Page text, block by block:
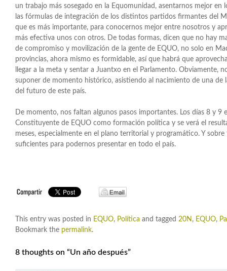
un trabajo más sosegado en la Equomunidad, asentarnos mejor
las fórmulas de integración de los distintos partidos firmantes del
que es más importante, para conocernos mejor entre nosotros y
más efectiva unos con otros. De todas formas, dicen que no hay
de compromiso y movilización de la gente de EQUO, no solo en
provincias, ahora mismo es formidable, así que habrá que
llegar a la meta y sentar a Juantxo en el Parlamento. Obviamente,
suponer de momento histórico, asistiendo al nacimiento de una de
del futuro de este país.
De momento, nos faltan algunos pasos importantes. Los días 8 y 9
Constituyente de EQUO como formación política y se verá el
meses, especialmente en el plano territorial y programático. Y
suficientes para podernos presentar en todo el país.
This entry was posted in EQUO, Política and tagged 20N , EQUO,
Bookmark the permalink.
8 thoughts on “Un año después”